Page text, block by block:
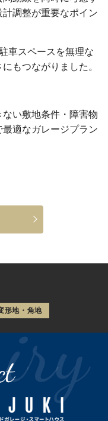
調整が重要なポイン
車スペースを無理な
もつながりました。
い敷地条件・障害物
適なガレージプラン
形地・角地